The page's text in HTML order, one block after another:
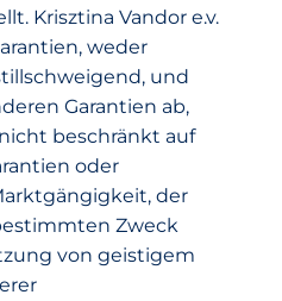
Krisztina Vandor e.v.
weder
und
Garantien ab,
beschränkt auf
oder
der
Zweck
von geistigem